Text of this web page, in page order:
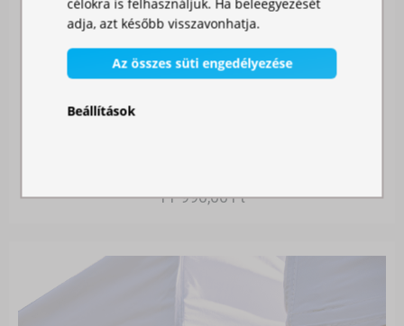
11 990,00 Ft
célokra is felhasználjuk. Ha beleegyezését
adja, azt később visszavonhatja.
Az összes süti engedélyezése
Beállítások